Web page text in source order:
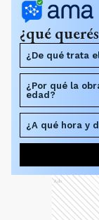
¿qué
¿De qué trata
¿Por qué la
edad?
¿A qué hora y
Ads